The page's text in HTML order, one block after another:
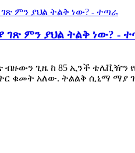
ገጽ ምን ያህል ትልቅ ነው? -
ብዙውን ጊዜ ከ 85 ኢንች
ቁመት አለው. ትልልቅ ሲኒማ ማያ